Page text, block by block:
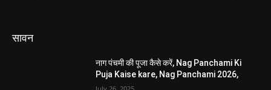
सावन
नाग पंचमी की पूजा कैसे करें, Nag Panchami Ki
Puja Kaise kare, Nag Panchami 2026,